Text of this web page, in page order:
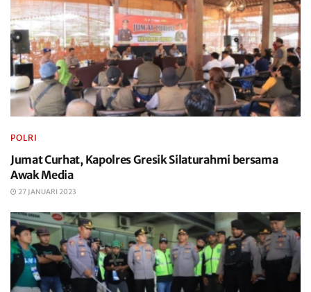
POLRI
Jumat Curhat, Kapolres Gresik Silaturahmi bersama
Awak Media
27 JANUARI 2023